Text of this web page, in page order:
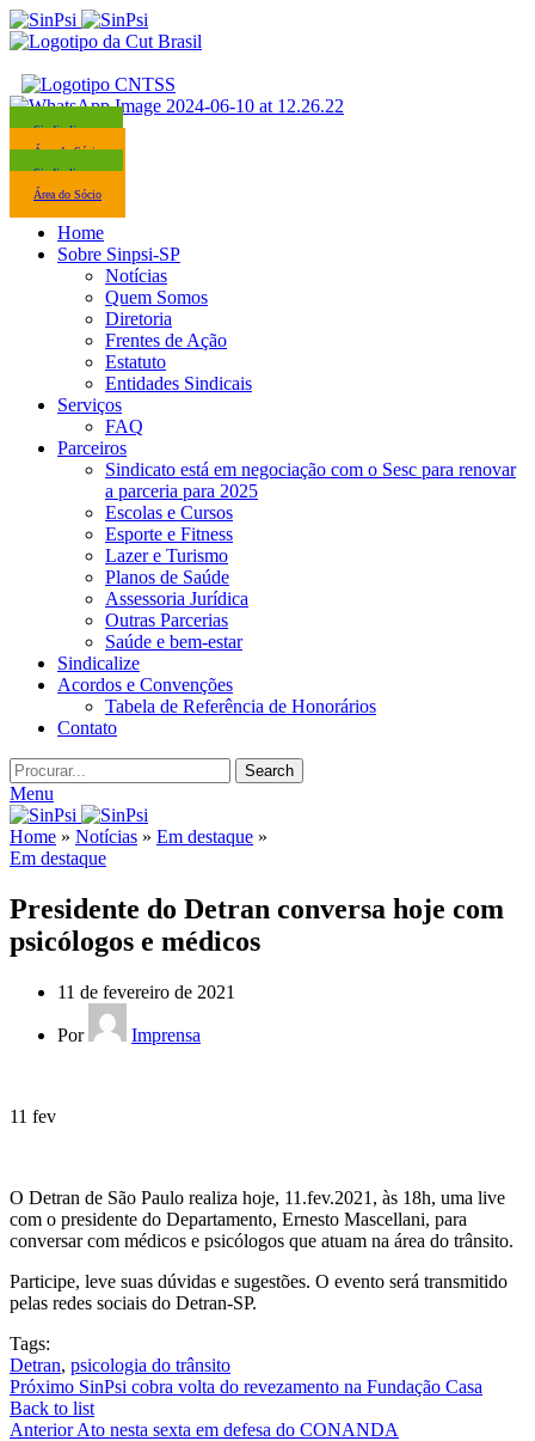
Sindicalize-se
Área do Sócio
Sindicalize-se
Área do Sócio
Home
Sobre Sinpsi-SP
Notícias
Quem Somos
Diretoria
Frentes de Ação
Estatuto
Entidades Sindicais
Serviços
FAQ
Parceiros
Sindicato está em negociação com o Sesc para renovar
a parceria para 2025
Escolas e Cursos
Esporte e Fitness
Lazer e Turismo
Planos de Saúde
Assessoria Jurídica
Outras Parcerias
Saúde e bem-estar
Sindicalize
Acordos e Convenções
Tabela de Referência de Honorários
Contato
Search
Menu
Home » Notícias » Em destaque »
Em destaque
Presidente do Detran conversa hoje com
psicólogos e médicos
11 de fevereiro de 2021
Por Imprensa
11 fev
O Detran de São Paulo realiza hoje, 11.fev.2021, às 18h, uma live
com o presidente do Departamento, Ernesto Mascellani, para
conversar com médicos e psicólogos que atuam na área do trânsito.
Participe, leve suas dúvidas e sugestões. O evento será transmitido
pelas redes sociais do Detran-SP.
Tags:
Detran, psicologia do trânsito
Próximo SinPsi cobra volta do revezamento na Fundação Casa
Back to list
Anterior Ato nesta sexta em defesa do CONANDA